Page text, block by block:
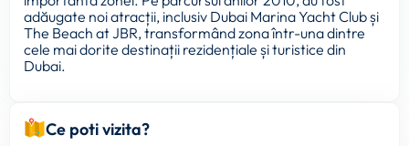
adăugate noi atracții, inclusiv Dubai Marina Yacht Club și
The Beach at JBR, transformând zona într-una dintre
cele mai dorite destinații rezidențiale și turistice din
Dubai.
Ce poti vizita?